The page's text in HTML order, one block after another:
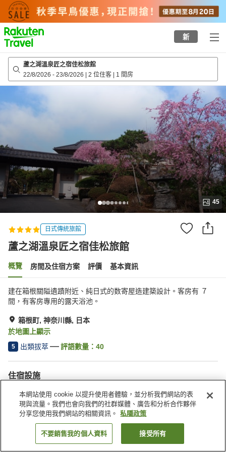
to
top
page
新
蘆之湖溫泉匠之宿佳松旅館
22/8/2026 - 23/8/2026 | 2 位住客 | 1 間房
45
日式傳統旅館
蘆之湖溫泉匠之宿佳松旅館
概覽 房間及住宿方案 評價 基本資訊
建在箱根關隘遺蹟附近、純日式的数寄屋造建築設計。客房有 ７
間，有客房專用的露天浴池。
箱根町, 神奈川縣, 日本
於地圖上顯示
5 出類拔萃 評語數量： 40
住宿設施
接送服務
送遞服務
喚醒服務
食物過敏特殊飲食要求
找客房
本網站使用 cookie 以提升使用者體驗，並分析我們網站的表
現與流量。我們也會向我們的社群媒體、廣告和分析合作夥伴
分享您使用我們網站的相關資訊。
私隱政策
不要銷售我的個人資料 接受所有